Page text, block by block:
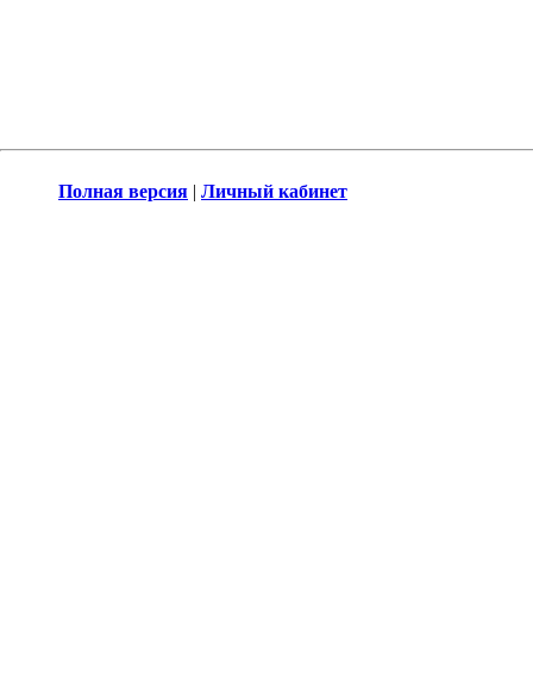
Полная версия | Личный кабинет